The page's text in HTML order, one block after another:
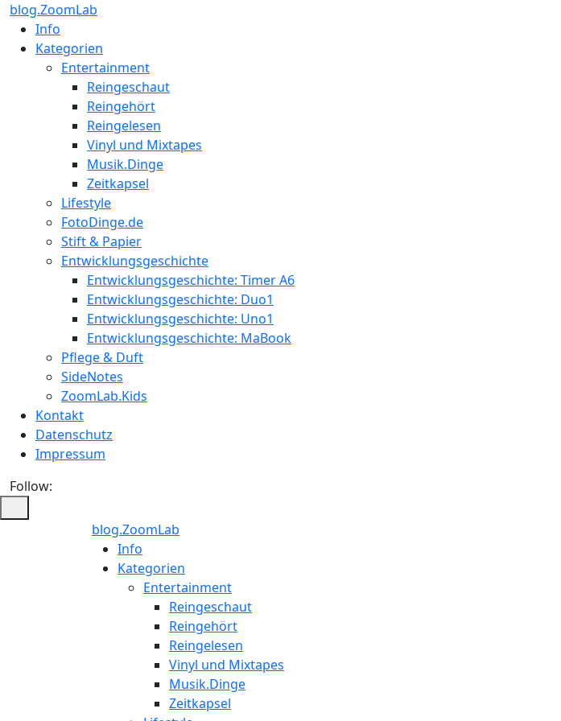
blog.ZoomLab
Info
Kategorien
Entertainment
Reingeschaut
Reingehört
Reingelesen
Vinyl und Mixtapes
Musik.Dinge
Zeitkapsel
Lifestyle
FotoDinge.de
Stift & Papier
Entwicklungsgeschichte
Entwicklungsgeschichte: Timer A6
Entwicklungsgeschichte: Duo1
Entwicklungsgeschichte: Uno1
Entwicklungsgeschichte: MaBook
Pflege & Duft
SideNotes
ZoomLab.Kids
Kontakt
Datenschutz
Impressum
Follow:
blog.ZoomLab
ZoomLab
pers.
Blog
Info
Kategorien
Entertainment
Reingeschaut
Reingehört
Reingelesen
Vinyl und Mixtapes
Musik.Dinge
Zeitkapsel